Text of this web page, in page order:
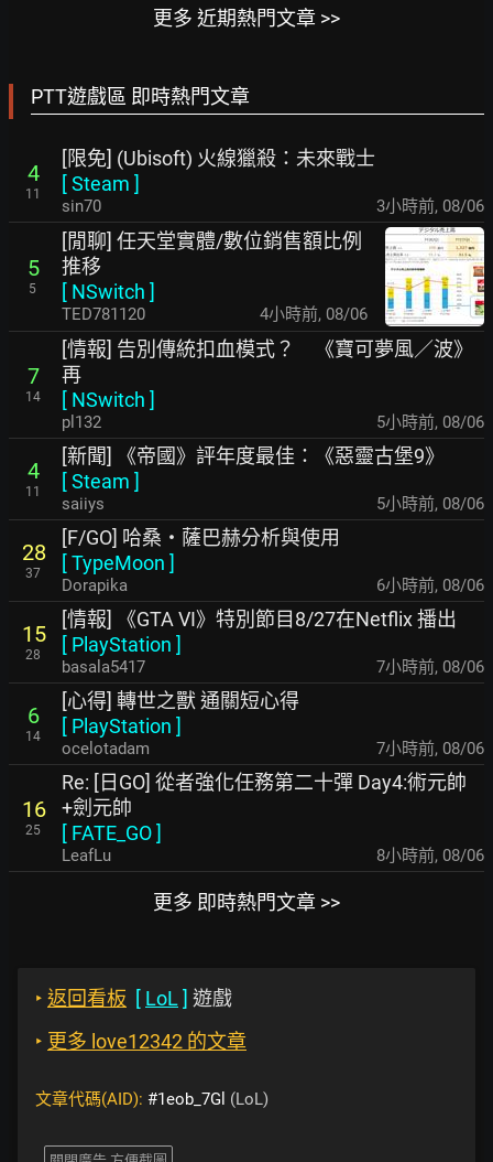
更多 近期熱門文章 >>
PTT遊戲區 即時熱門文章
4
11
[限免] (Ubisoft) 火線獵殺：未來戰士
[Steam ]
sin70 3小時前, 08/06
5
5
[閒聊] 任天堂實體/數位銷售額比例
推移
[ NSwitch ]
TED781120 4小時前, 08/06
7
14
[情報] 告別傳統扣血模式？ 《寶可夢風／波》
再
[ NSwitch ]
pl132 5小時前, 08/06
4
11
[新聞] 《帝國》評年度最佳：《惡靈古堡9》
[Steam ]
saiiys 5小時前, 08/06
28
37
[F/GO] 哈桑・薩巴赫分析與使用
[TypeMoon ]
Dorapika 6小時前, 08/06
15
28
[情報] 《GTA VI》特別節目8/27在Netflix 播出
[ PlayStation ]
basala5417 7小時前, 08/06
6
14
[心得] 轉世之獸 通關短心得
[ PlayStation ]
ocelotadam 7小時前, 08/06
16
25
Re: [日GO] 從者強化任務第二十彈 Day4:術元帥
+劍元帥
[ FATE_GO]
LeafLu 8小時前, 08/06
更多 即時熱門文章 >>
‣ 返回看板 [ LoL ] 遊戲
‣ 更多 love12342 的文章
文章代碼(AID): #1eob_7Gl (LoL)